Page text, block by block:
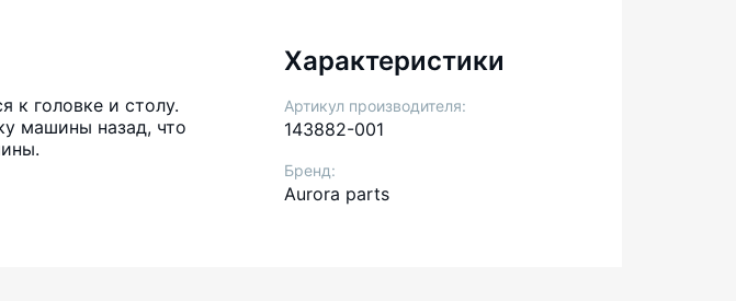
к головке и столу.
машины назад, что
Характеристики
Артикул производителя:
143882-001
Бренд:
Aurora parts